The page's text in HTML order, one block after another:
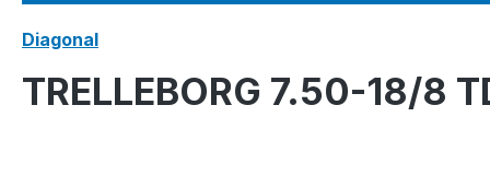
Diagonal
TRELLEBORG 7.50-18/8